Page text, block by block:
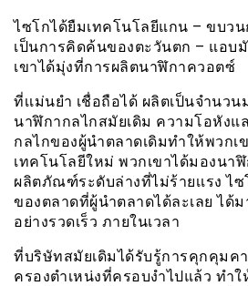
ไซโกได้ยืมเทคโนโลยีแกน – ขบว
เป็นการคิดค้นของตะวันตก – แอบ
เขาได้มุ่งที่การผลิตนาฬิกาควอตซ์
ที่เเม่นยำ เชื่อถือได้ ผลิตเป็นจำนว
นาฬิกากลไกสมัยเดิม ความโอหังแ
กลไกของผู้นำตลาดเดิมทำให้พวกเ
เทคโนโลยีใหม่ พวกเขาได้มองนา
ผลิตภัณฑ์ระดับล่างที่ไม่ร้ายเเรง ไ
ของตลาดที่ผู้นำตลาดได้ละเลย ได้
อย่างรวดเร็ว ภายในเวลา
ที่บริษัทสมัยเดิมได้รับรู้การคุกคุมค
ครองตำเหน่งที่ครอบงำไปแล้ว ทำ